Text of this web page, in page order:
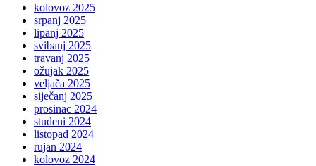
kolovoz 2025
srpanj 2025
lipanj 2025
svibanj 2025
travanj 2025
ožujak 2025
veljača 2025
siječanj 2025
prosinac 2024
studeni 2024
listopad 2024
rujan 2024
kolovoz 2024